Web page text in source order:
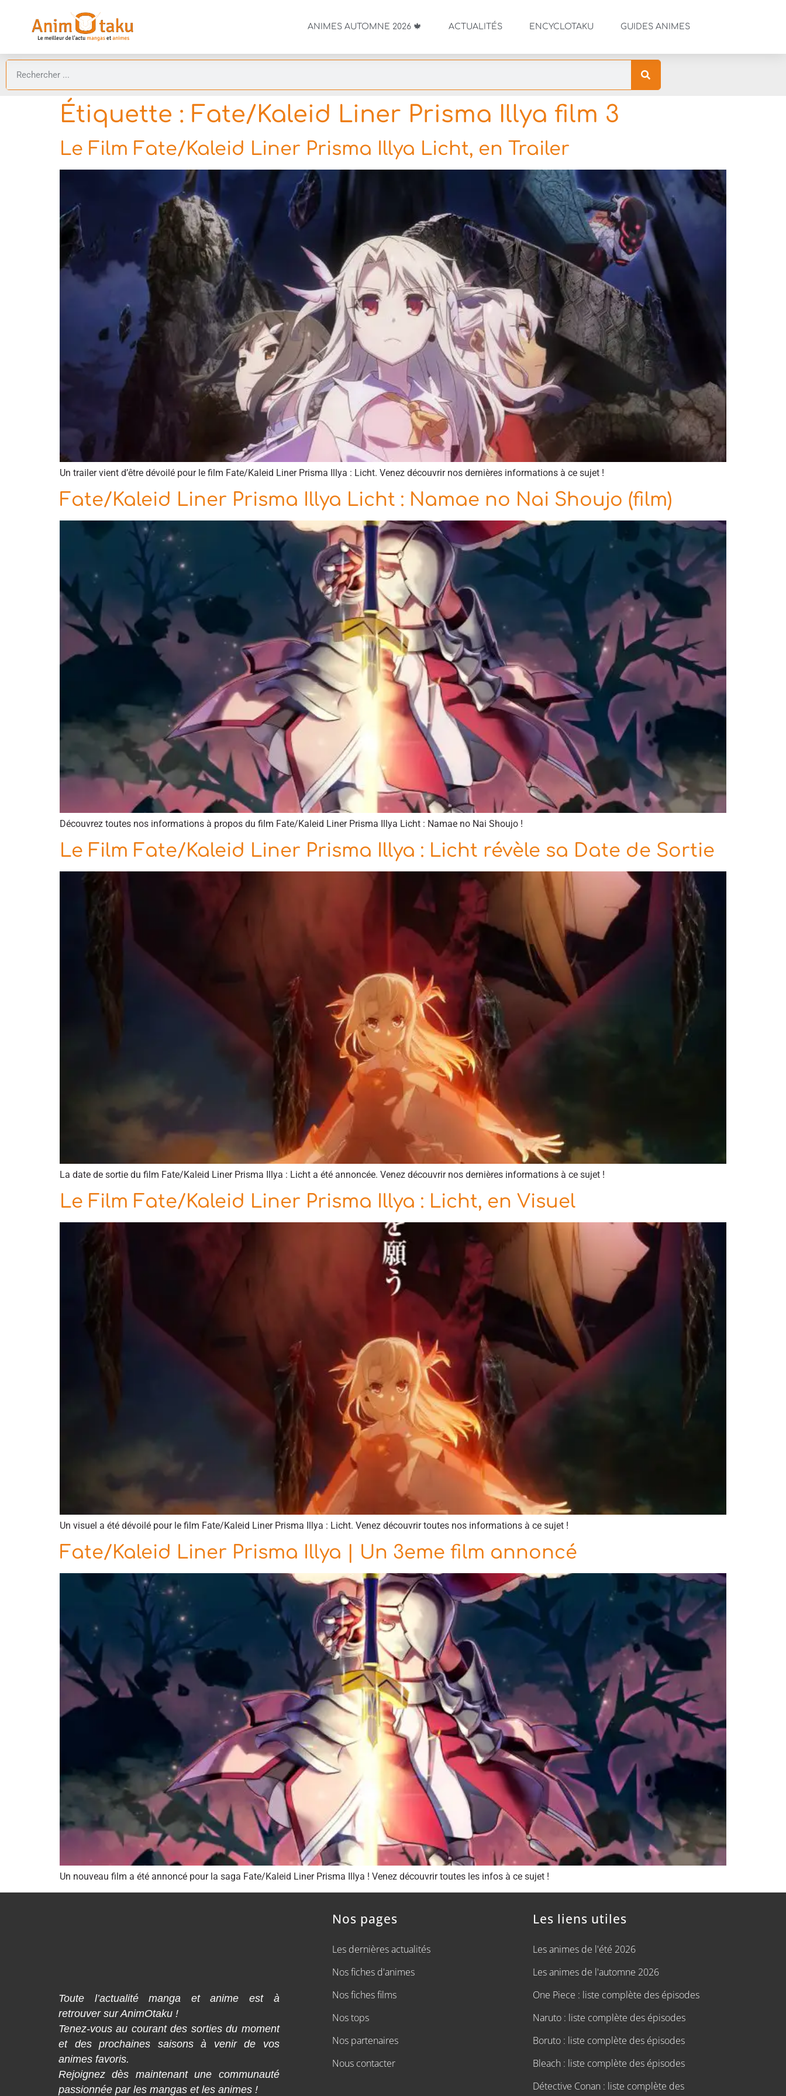
ANIMES AUTOMNE 2026 🍁 ACTUALITÉS ENCYCLOTAKU GUIDES ANIMES
Étiquette : Fate/Kaleid Liner Prisma Illya film 3
Le Film Fate/Kaleid Liner Prisma Illya Licht, en Trailer
Un trailer vient d’être dévoilé pour le film Fate/Kaleid Liner Prisma Illya : Licht. Venez découvrir nos dernières informations à ce sujet !
Fate/Kaleid Liner Prisma Illya Licht : Namae no Nai Shoujo (film)
Découvrez toutes nos informations à propos du film Fate/Kaleid Liner Prisma Illya Licht : Namae no Nai Shoujo !
Le Film Fate/Kaleid Liner Prisma Illya : Licht révèle sa Date de Sortie
La date de sortie du film Fate/Kaleid Liner Prisma Illya : Licht a été annoncée. Venez découvrir nos dernières informations à ce sujet !
Le Film Fate/Kaleid Liner Prisma Illya : Licht, en Visuel
Un visuel a été dévoilé pour le film Fate/Kaleid Liner Prisma Illya : Licht. Venez découvrir toutes nos informations à ce sujet !
Fate/Kaleid Liner Prisma Illya | Un 3eme film annoncé
Un nouveau film a été annoncé pour la saga Fate/Kaleid Liner Prisma Illya ! Venez découvrir toutes les infos à ce sujet !
Toute l’actualité manga et anime est à
retrouver sur AnimOtaku !
Tenez-vous au courant des sorties du moment
et des prochaines saisons à venir de vos
animes favoris.
Rejoignez dès maintenant une communauté
passionnée par les mangas et les animes !
Nos pages
Les dernières actualités
Nos fiches d'animes
Nos fiches films
Nos tops
Nos partenaires
Nous contacter
Les liens utiles
Les animes de l'été 2026
Les animes de l'automne 2026
One Piece : liste complète des épisodes
Naruto : liste complète des épisodes
Boruto : liste complète des épisodes
Bleach : liste complète des épisodes
Détective Conan : liste complète des